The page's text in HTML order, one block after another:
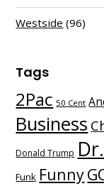
Westside (96)
Tags
2Pac 50 Cent
Business
Donald Trump
Funk Funny